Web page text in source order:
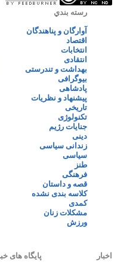
رسته بندي
آوارگان و پناهندگان
اقتصاد
انتخابات
انتقادی
بهداشت و تندرستی
بیوگرافی
پادشاهی
پیشنهاد و نظریات
تاریخی
تکنولوژی
جنایات رژیم
دینی
زندانی سیاسی
سیاسی
طنز
فرهنگی
قصه و داستان
کلاسه بندی نشده
کمدی
مشکلات زنان
ورزش
اخبار پایگاه های